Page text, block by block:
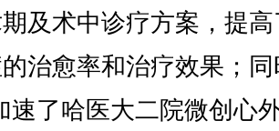
及术中诊疗方案，提
治愈率和治疗效果；
速了哈医大二院微创心